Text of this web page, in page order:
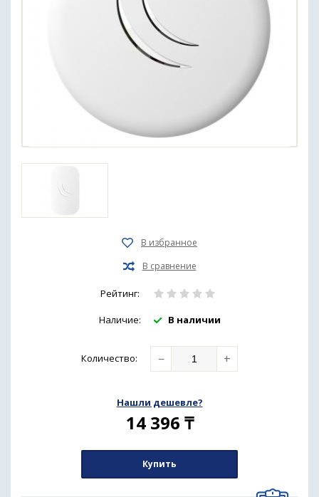
Рейтинг:
Наличие: В наличии
Количество: − +
Нашли дешевле?
14 396 ₸
Купить